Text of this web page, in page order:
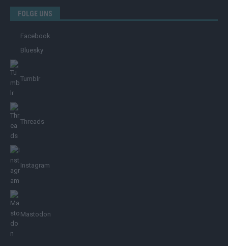
FOLGE UNS
Facebook
Bluesky
Tumblr
Threads
Instagram
Mastodon